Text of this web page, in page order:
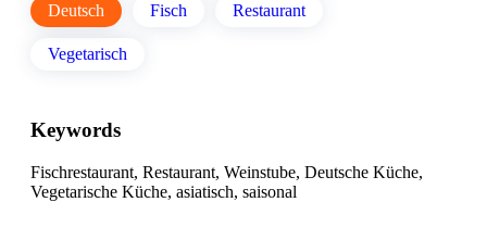
Deutsch Fisch Restaurant
Vegetarisch
Keywords
Fischrestaurant, Restaurant, Weinstube, Deutsche Küche,
Vegetarische Küche, asiatisch, saisonal